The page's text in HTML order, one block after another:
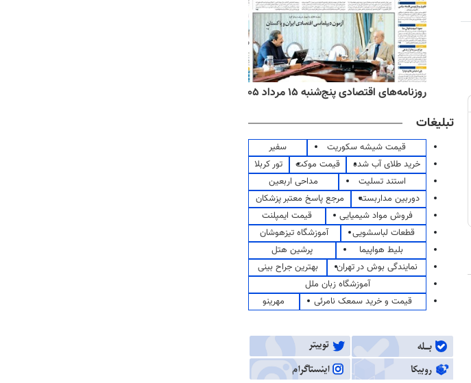
روزنامه‌های اقتصادی پنج‌شنبه ۱۵ مرداد ۱۴۰۵
تبلیغات
قیمت شیشه سکوریت
سفیر
خرید طلای آب شده
قیمت موکت
تور کربلا
استند تسلیت
مداحی اربعین
دوربین مداربسته
مرجع پاسخ معتبر پزشکان
فروش مواد شیمیایی
قیمت ایمپلنت
قطعات لباسشویی
آموزشگاه تیزهوشان
بلیط هواپیما
پرشین هتل
نمایندگی بوش در تهران
بهترین جراح بینی
آموزشگاه زبان ملل
قیمت و خرید سمعک نامرئی
مهرینو